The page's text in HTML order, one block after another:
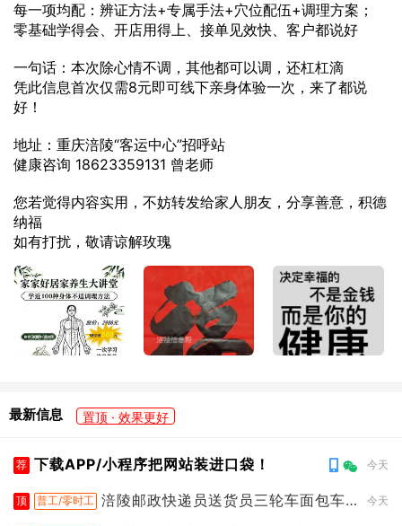
每一项均配：辨证方法+专属手法+穴位配伍+调理方案；
零基础学得会、开店用得上、接单见效快、客户都说好
一句话：本次除心情不调，其他都可以调，还杠杠滴
凭此信息首次仅需8元即可线下亲身体验一次，来了都说
好！
地址：重庆涪陵“客运中心”招呼站
健康咨询 18623359131 曾老师
您若觉得内容实用，不妨转发给家人朋友，分享善意，积德
纳福
如有打扰，敬请谅解玫瑰
最新信息 置顶 · 效果更好
荐 下载APP/小程序把网站装进口袋！ 今天
顶 普工/零时工 涪陵邮政快递员送货员三轮车面包车
今天